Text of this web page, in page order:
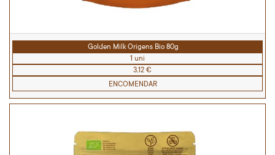
Golden Milk Origens Bio 80g
1 uni
3,12 €
ENCOMENDAR